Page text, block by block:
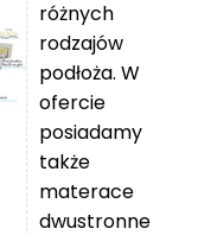
różnych
rodzajów
podłoża. W
ofercie
posiadamy
także
materace
dwustronne